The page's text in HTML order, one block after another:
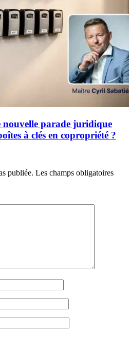
parade juridique
à clés en copropriété ?
publiée. Les champs obligatoires